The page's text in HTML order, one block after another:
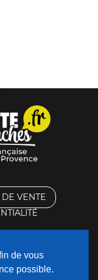
VENTE
de vous
possible.